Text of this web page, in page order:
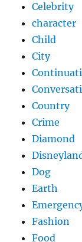
Celebrity
character
Child
City
Country
Crime
Diamond
Dog
Earth
Fashion
Food